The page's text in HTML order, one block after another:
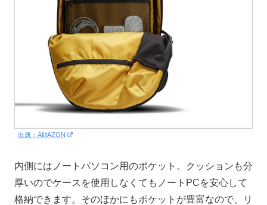
出典：AMAZON
内側にはノートパソコン用のポケット。クッションも分
厚いのでケースを使用しなくてもノートPCを安心して
格納できます。そのほかにもポケットが豊富なので、リ